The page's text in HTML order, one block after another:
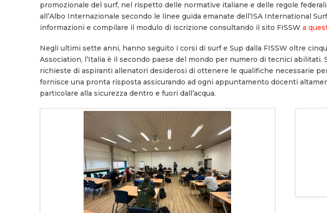
promozionale del surf, nel rispetto delle normative italiane e delle regole
all’Albo Internazionale secondo le linee guida emanate dell’ISA International
informazioni e compilare il modulo di iscrizione consultando il sito FISSW a
Negli ultimi sette anni, hanno seguito i corsi di surf e Sup dalla FISSW oltre
Association, l’Italia è il secondo paese del mondo per numero di tecnici
richieste di aspiranti allenatori desiderosi di ottenere le qualifiche necessarie
fornisce una pronta risposta assicurando ad ogni appuntamento docenti
particolare alla sicurezza dentro e fuori dall’acqua.